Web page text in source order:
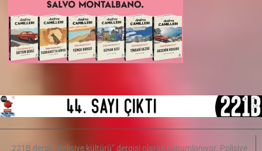
221B dergi, “polisiye kültürü” dergisi olarak konumlanıyor. Polisiye